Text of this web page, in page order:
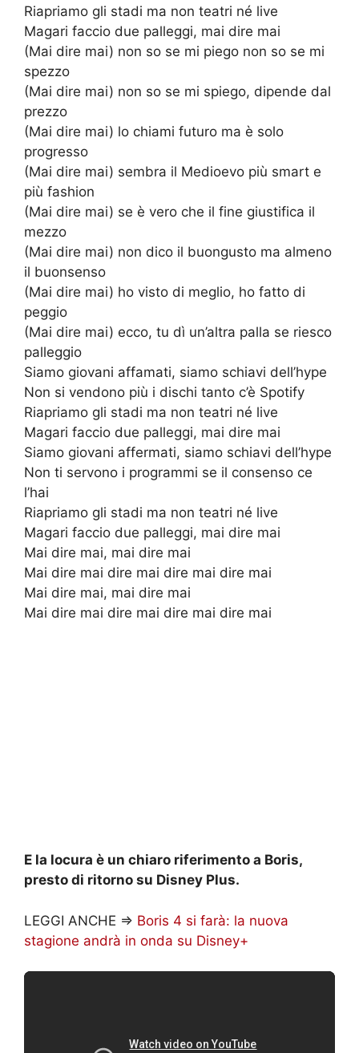
Riapriamo gli stadi ma non teatri né live
Magari faccio due palleggi, mai dire mai
(Mai dire mai) non so se mi piego non so se mi
spezzo
(Mai dire mai) non so se mi spiego, dipende dal
prezzo
(Mai dire mai) lo chiami futuro ma è solo
progresso
(Mai dire mai) sembra il Medioevo più smart e
più fashion
(Mai dire mai) se è vero che il fine giustifica il
mezzo
(Mai dire mai) non dico il buongusto ma almeno
il buonsenso
(Mai dire mai) ho visto di meglio, ho fatto di
peggio
(Mai dire mai) ecco, tu dì un’altra palla se riesco
palleggio
Siamo giovani affamati, siamo schiavi dell’hype
Non si vendono più i dischi tanto c’è Spotify
Riapriamo gli stadi ma non teatri né live
Magari faccio due palleggi, mai dire mai
Siamo giovani affermati, siamo schiavi dell’hype
Non ti servono i programmi se il consenso ce
l’hai
Riapriamo gli stadi ma non teatri né live
Magari faccio due palleggi, mai dire mai
Mai dire mai, mai dire mai
Mai dire mai dire mai dire mai dire mai
Mai dire mai, mai dire mai
Mai dire mai dire mai dire mai dire mai
E la locura è un chiaro riferimento a Boris,
presto di ritorno su Disney Plus.
LEGGI ANCHE => Boris 4 si farà: la nuova
stagione andrà in onda su Disney+